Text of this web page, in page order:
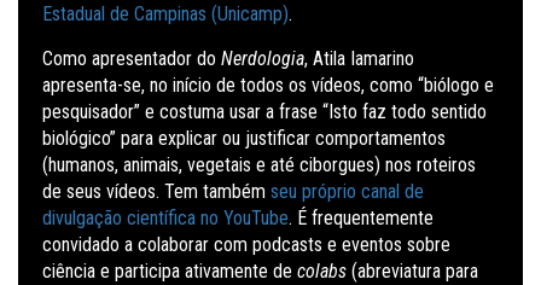
Estadual de Campinas (Unicamp).
Como apresentador do Nerdologia, Atila Iamarino
apresenta-se, no início de todos os vídeos, como “biólogo e
pesquisador” e costuma usar a frase “Isto faz todo sentido
biológico” para explicar ou justificar comportamentos
(humanos, animais, vegetais e até ciborgues) nos roteiros
de seus vídeos. Tem também seu próprio canal de
divulgação científica no YouTube. É frequentemente
convidado a colaborar com podcasts e eventos sobre
ciência e participa ativamente de colabs (abreviatura para